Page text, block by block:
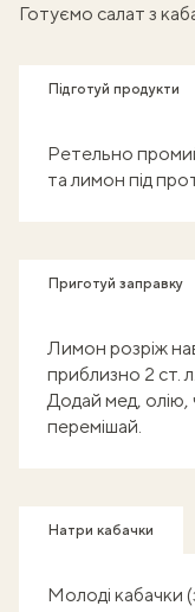
Готуємо салат з
Підготуй продукти
Ретельно
та лимон під
Приготуй заправку
Лимон розріж
приблизно 2 ст.
Додай мед,
перемішай.
Натри кабачки
Молоді кабачки